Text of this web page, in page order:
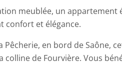
meublée, un appartement
confort et élégance.
Pêcherie, en bord de Saône,
colline de Fourvière. Vous